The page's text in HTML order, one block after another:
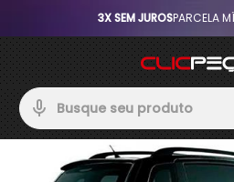
3X SEM JUROSPARCELA